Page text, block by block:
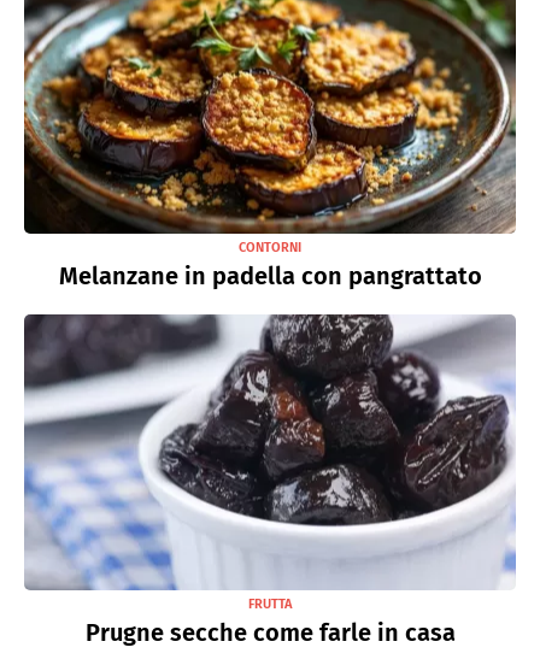
CONTORNI
Melanzane in padella con pangrattato
FRUTTA
Prugne secche come farle in casa